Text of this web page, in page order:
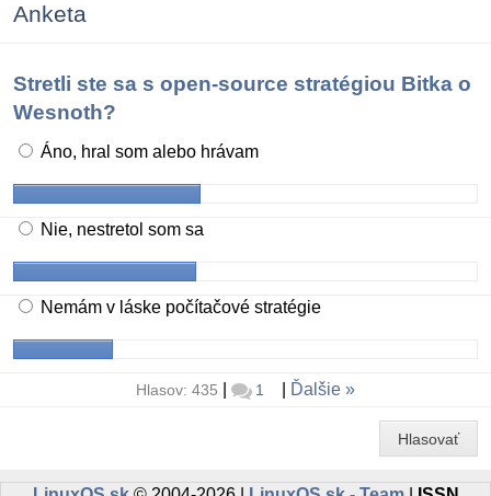
Anketa
Stretli ste sa s open-source stratégiou Bitka o
Wesnoth?
Áno, hral som alebo hrávam
Nie, nestretol som sa
Nemám v láske počítačové stratégie
Hlasov: 435 1 Ďalšie
Hlasovať